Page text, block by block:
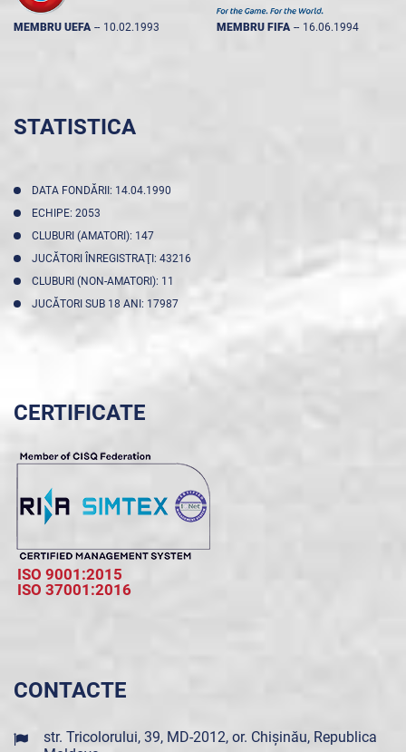
MEMBRU UEFA -- 10.02.1993 MEMBRU FIFA -- 16.06.1994
STATISTICA
DATA FONDĂRII: 14.04.1990
ECHIPE: 2053
CLUBURI (AMATORI): 147
JUCĂTORI ÎNREGISTRAŢI: 43216
CLUBURI (NON-AMATORI): 11
JUCĂTORI SUB 18 ANI: 17987
CERTIFICATE
ISO 9001:2015
ISO 37001:2016
CONTACTE
str. Tricolorului, 39, MD-2012, or. Chișinău, Republica